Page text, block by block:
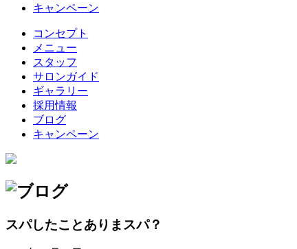
キャンペーン
コンセプト
メニュー
スタッフ
サロンガイド
ギャラリー
採用情報
ブログ
キャンペーン
スパしたことありまスパ？